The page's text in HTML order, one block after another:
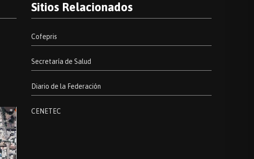
Sitios Relacionados
Cofepris
Secretaría de Salud
Diario de la Federación
CENETEC